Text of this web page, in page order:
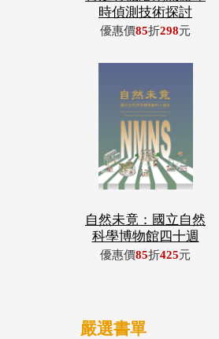
時偵測技術探討
優惠價85折298元
自然未竟：國立自然
科學博物館四十週
優惠價85折425元
嚴選書單